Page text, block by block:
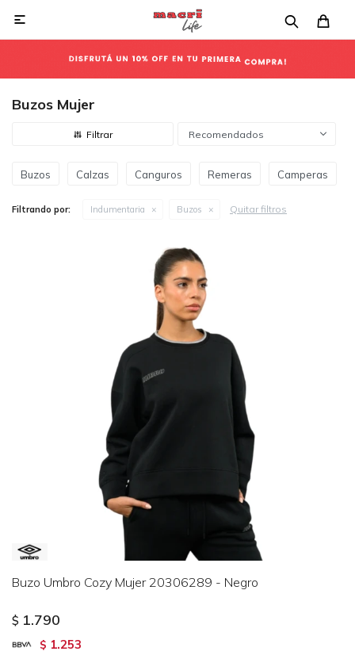

Buzos Mujer
Recomendados
Buzos Calzas Canguros Remeras Camperas
Filtrando por: Indumentaria Buzos Quitar filtros
Buzo Umbro Cozy Mujer 20306289 - Negro
$ 1.790
$ 1.253